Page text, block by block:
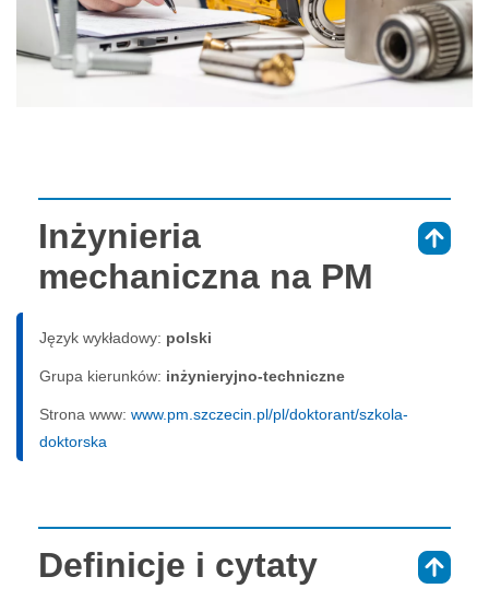
Inżynieria
mechaniczna na PM
Język wykładowy: polski
Grupa kierunków: inżynieryjno-techniczne
Strona www: www.pm.szczecin.pl/pl/doktorant/szkola-
doktorska
Definicje i cytaty